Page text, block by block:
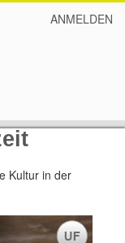
ANMELDEN
Kultur in der